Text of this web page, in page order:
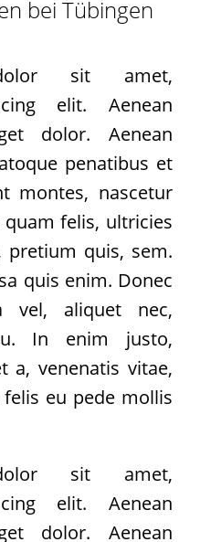
bei Tübingen
sit amet,
elit. Aenean
dolor. Aenean
penatibus et
montes, nascetur
felis, ultricies
pretium quis, sem.
quis enim. Donec
vel, aliquet nec,
In enim justo,
a, venenatis vitae,
eu pede mollis
sit amet,
elit. Aenean
dolor. Aenean